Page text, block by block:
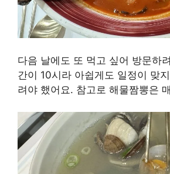
다음 날에도 또 먹고 싶어 방문하
간이 10시라 아쉽게도 일정이 맞
려야 했어요. 참고로 해물짬뽕은